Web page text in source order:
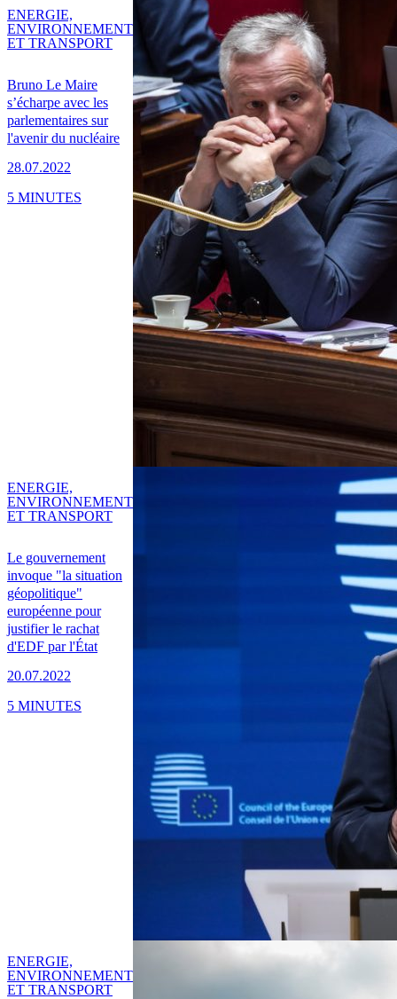
Bruno Le Maire
s’écharpe avec les
parlementaires sur
l'avenir du nucléaire
28.07.2022
ENERGIE,
ENVIRONNEMENT
ET TRANSPORT
5 MINUTES
Le gouvernement
invoque "la situation
géopolitique"
européenne pour
justifier le rachat
d'EDF par l'État
20.07.2022
ENERGIE,
ENVIRONNEMENT
ET TRANSPORT
5 MINUTES
ENERGIE,
ENVIRONNEMENT
ET TRANSPORT